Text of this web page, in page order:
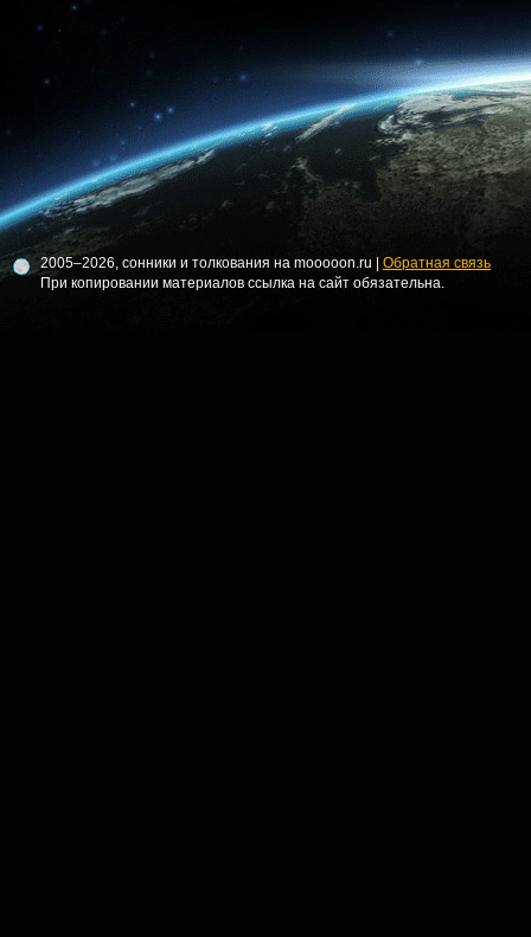
2005–2026, сонники и толкования на mooooon.ru | Обратная связь
При копировании материалов ссылка на сайт обязательна.